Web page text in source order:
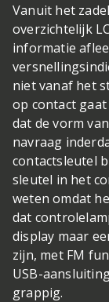
Vanuit het
overzichtelijk
informatie
niet vanaf het
op contact
dat de vorm
navraag
contactsleutel
sleutel in het
weten omdat
dat
display maar
zijn, met FM
USB-
grappig.